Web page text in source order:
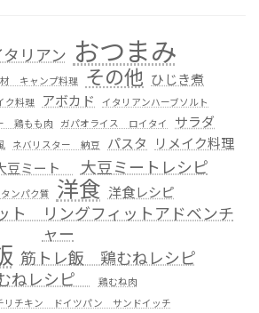
リアン おつまみ
キャンプ料理 その他 ひじき煮
料理 アボカド イタリアンハーブソルト
鶏もも肉 ガパオライス ロイタイ サラダ
ネバリスター 納豆 パスタ
リメイク料理
豆ミート 大豆ミートレシピ
ンパク質 洋食 洋食レシピ
ト リングフィットアドベンチ
ャー
筋トレ飯 鶏むねレシピ
ねレシピ
鶏むね肉
チキン ドイツパン サンドイッチ